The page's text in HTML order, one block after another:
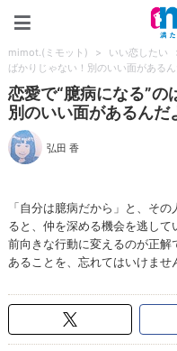
mimot.(ミモット) > いい恋したい
ばかりじゃない！別のいい面があるん
恋愛で“臆病になる”の
別のいい面があるんだ
弘田 香
「自分は臆病だから」と、そ
ると、仲を深める機会を逃し
前向きな行動に変えるのが正
あることを、忘れてはいけませ